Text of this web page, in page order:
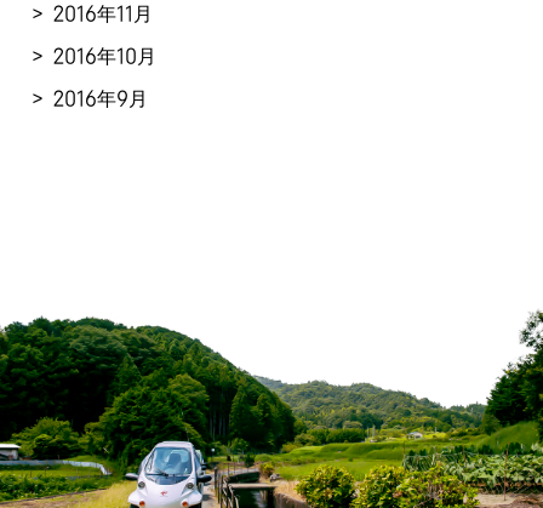
2016年11月
2016年10月
2016年9月